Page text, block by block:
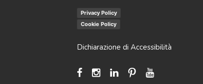
Privacy Policy
Cookie Policy
Dichiarazione di Accessibilità